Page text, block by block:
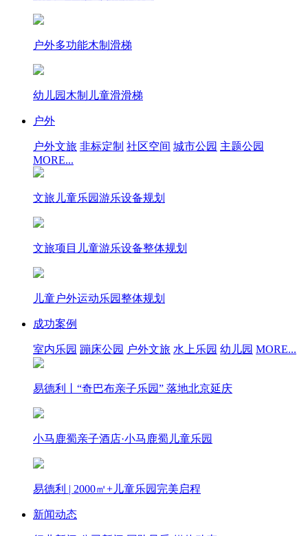
户外多功能木制滑梯
幼儿园木制儿童滑滑梯
户外
户外文旅 非标定制 社区空间 城市公园 主题公园
MORE...
文旅儿童乐园游乐设备规划
文旅项目儿童游乐设备整体规划
儿童户外运动乐园整体规划
成功案例
室内乐园 蹦床公园 户外文旅 水上乐园 幼儿园 MORE...
易德利丨“奇巴布亲子乐园” 落地北京延庆
小马鹿蜀亲子酒店·小马鹿蜀儿童乐园
易德利 | 2000㎡+儿童乐园完美启程
新闻动态